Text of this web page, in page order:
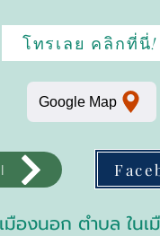
โทรเลย คลิกที่นี่!
Google Map
องนอก ตำบล ใน